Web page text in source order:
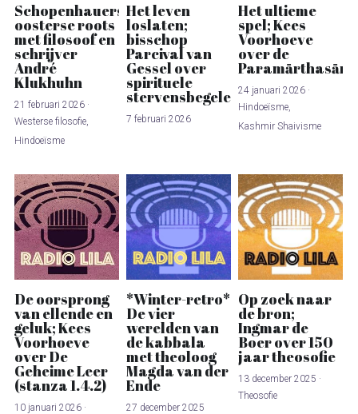
Schopenhauers
oosterse roots
met filosoof en
schrijver
André
Klukhuhn
21 februari 2026·
Westerse filosofie,
Hindoeïsme
Het leven
loslaten;
bisschop
Parcival van
Gessel over
spirituele
stervensbegeleiding
7 februari 2026
Het ultieme
spel; Kees
Voorhoeve
over de
Paramārthasāra
24 januari 2026·
Hindoeïsme,
Kashmir Shaivisme
De oorsprong
van ellende en
geluk; Kees
Voorhoeve
over De
Geheime Leer
(stanza 1.4.2)
10 januari 2026·
*Winter-retro*
De vier
werelden van
de kabbala
met theoloog
Magda van der
Ende
27 december 2025
Op zoek naar
de bron;
Ingmar de
Boer over 150
jaar theosofie
13 december 2025 ·
Theosofie